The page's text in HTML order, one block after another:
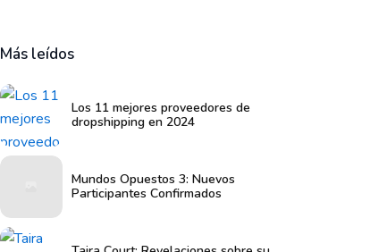
Más leídos
Los 11 mejores proveedores de
dropshipping en 2024
Mundos Opuestos 3: Nuevos
Participantes Confirmados